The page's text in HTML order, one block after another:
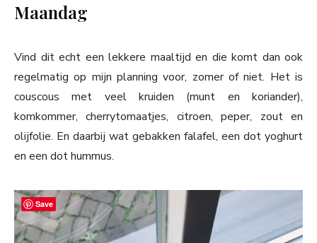
Maandag
Vind dit echt een lekkere maaltijd en die komt dan ook
regelmatig op mijn planning voor, zomer of niet. Het is
couscous met veel kruiden (munt en koriander),
komkommer, cherrytomaatjes, citroen, peper, zout en
olijfolie. En daarbij wat gebakken falafel, een dot yoghurt
en een dot hummus.
Save